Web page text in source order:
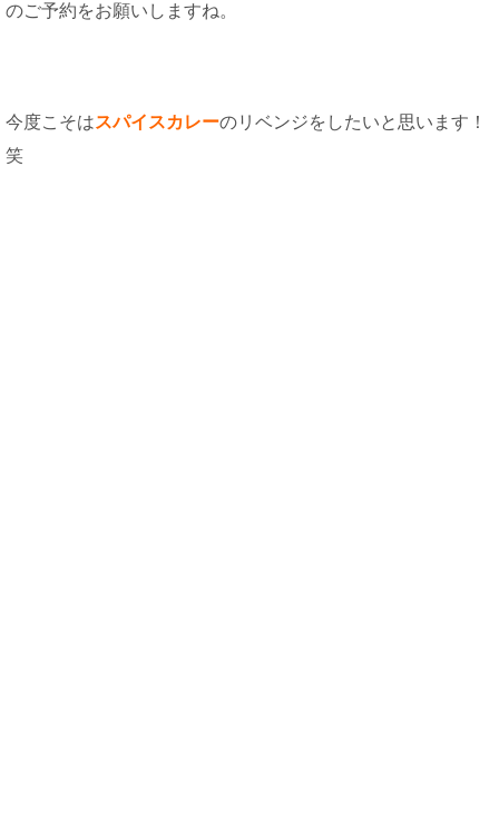
のご予約をお願いしますね。
今度こそはスパイスカレーのリベンジをしたいと思います！
笑